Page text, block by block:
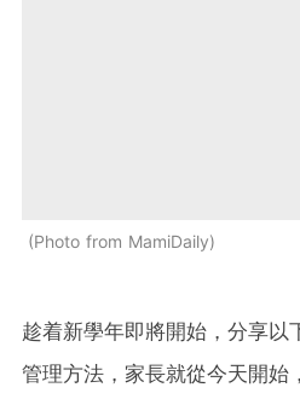
Photo from MamiDaily
趁着新學年即將開始，分享以
管理方法，家長就從今天開始